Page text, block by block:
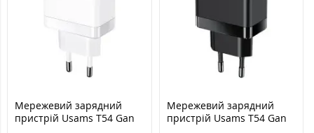
Мережевий зарядний
пристрій Usams T54 Gan
Мережевий зарядний
пристрій Usams T54 Gan